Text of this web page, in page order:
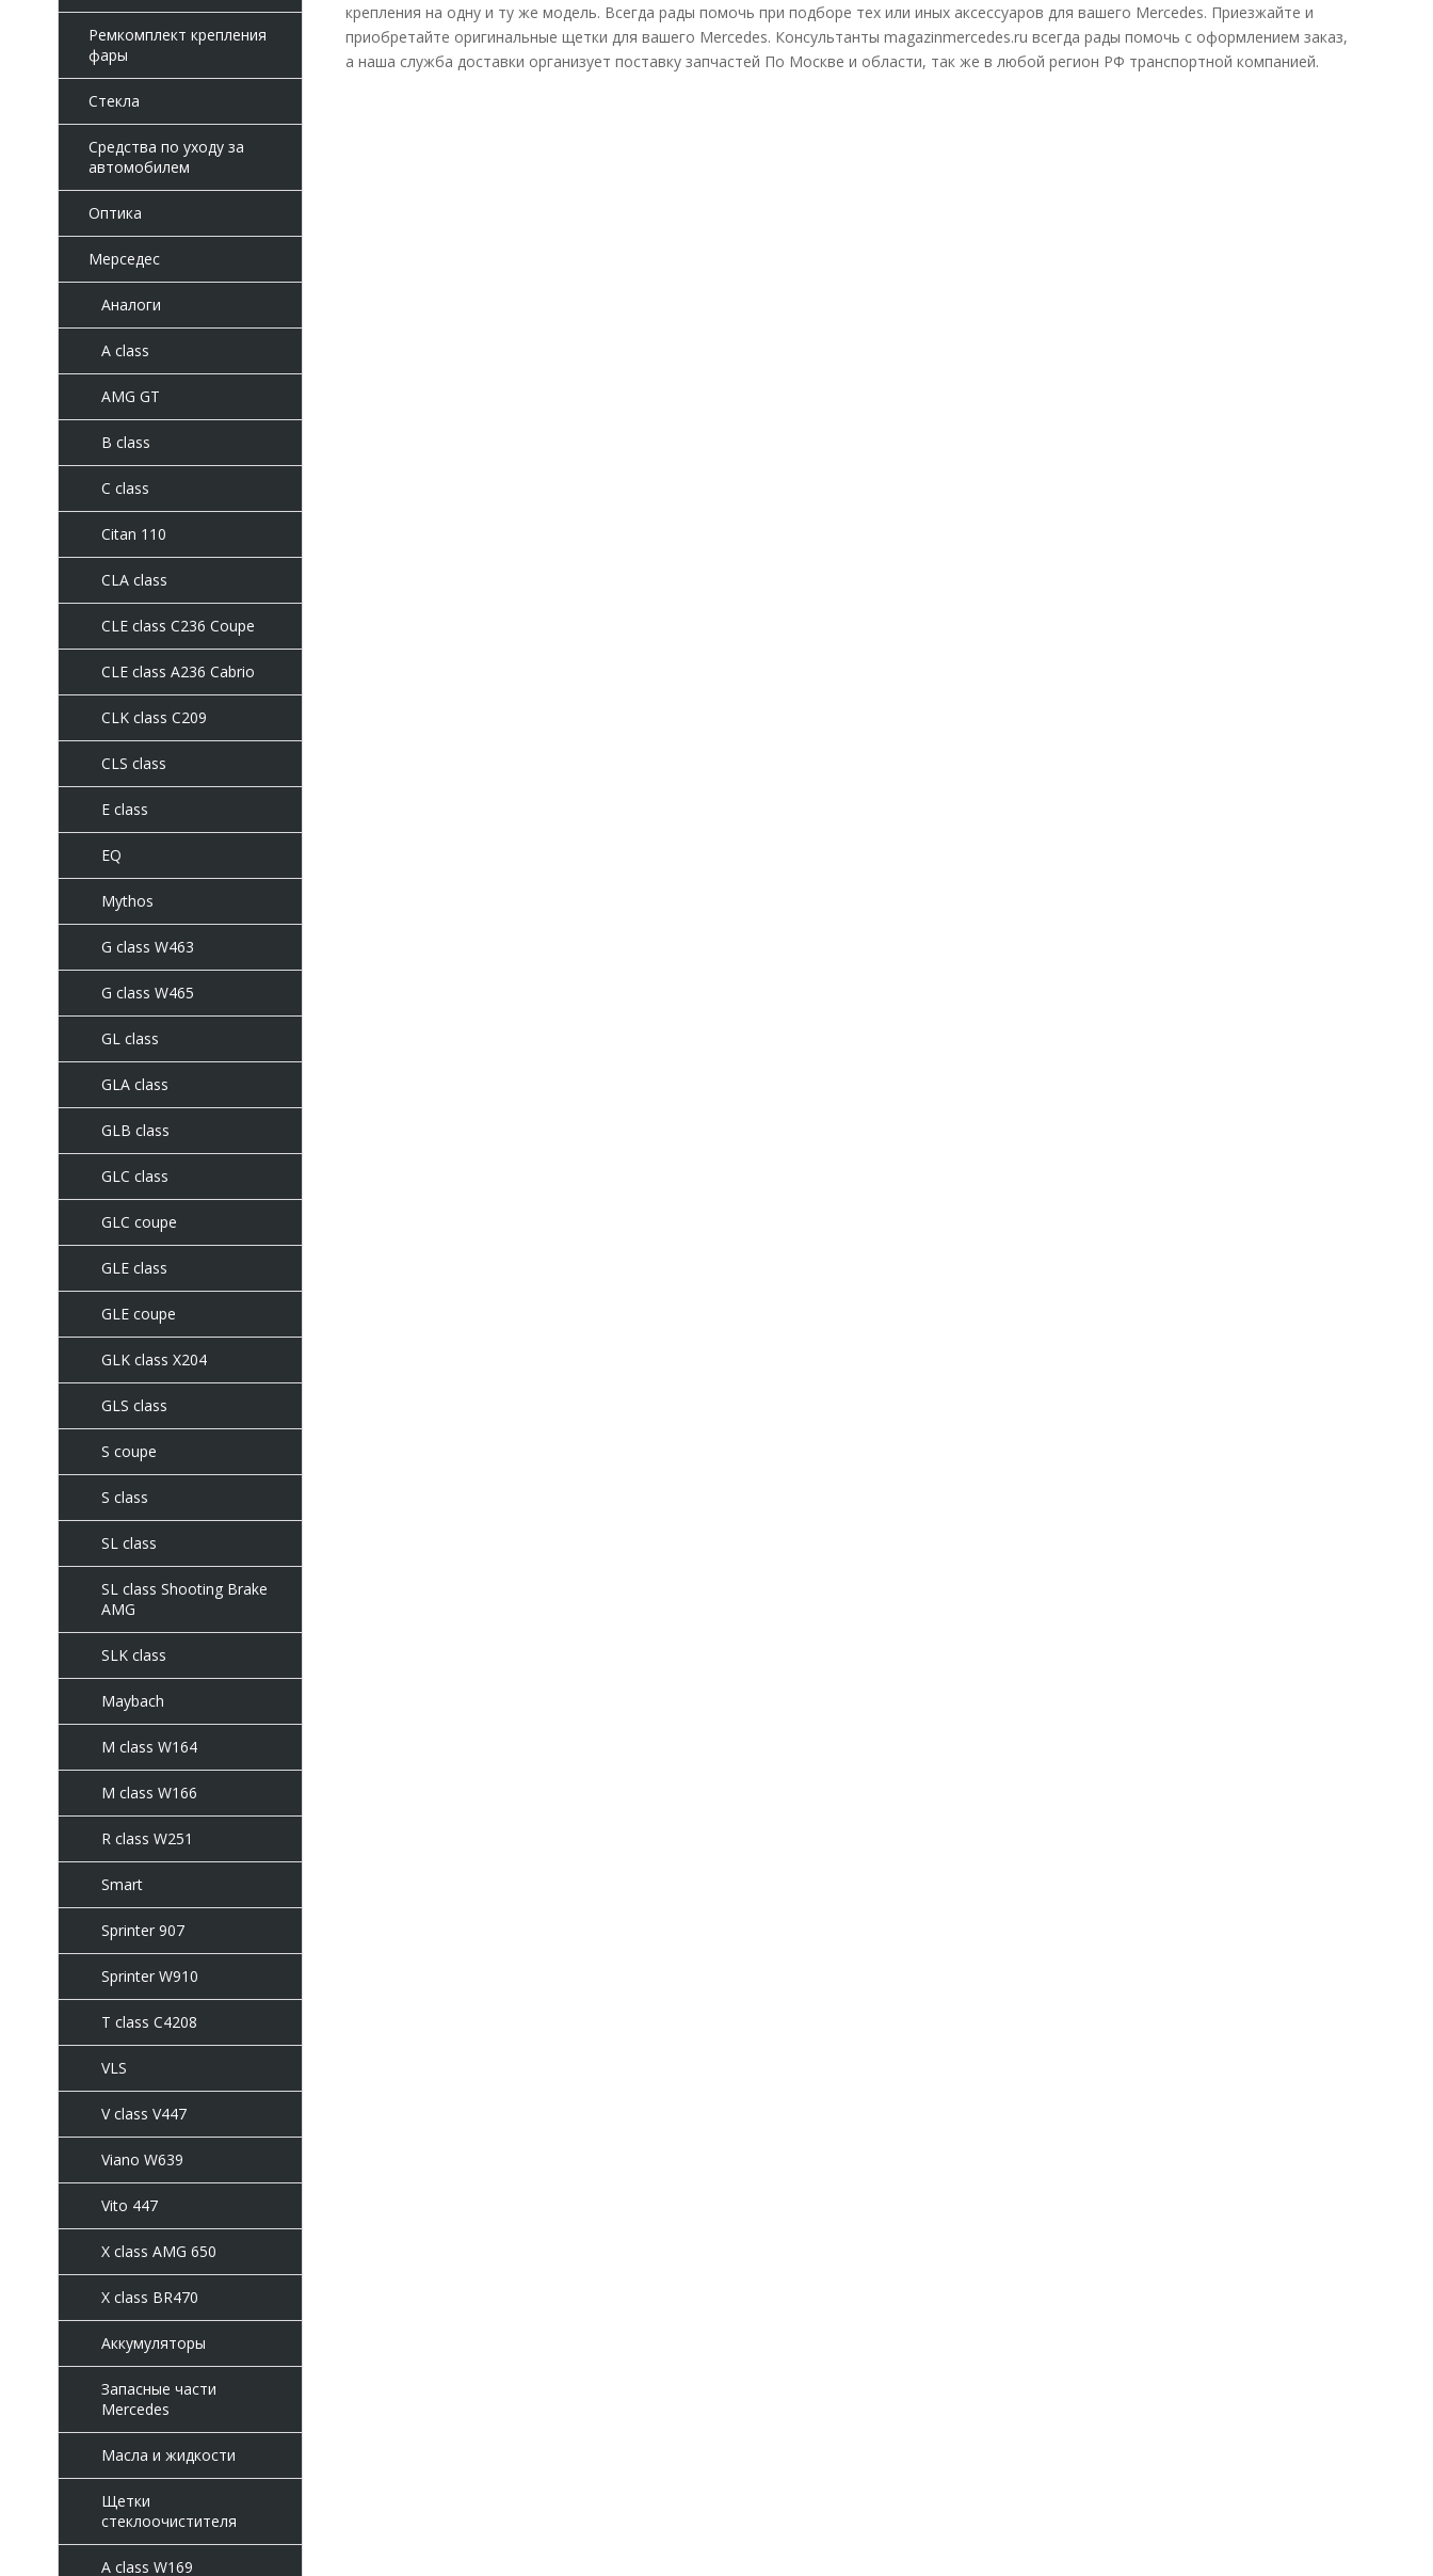
Ремкомплект крепления
фары
Стекла
Средства по уходу за
автомобилем
Оптика
Мерседес
Аналоги
A class
AMG GT
B class
C class
Citan 110
CLA class
CLE class C236 Coupe
CLE class A236 Cabrio
CLK class C209
CLS class
E class
EQ
Mythos
G class W463
G class W465
GL class
GLA class
GLB class
GLC class
GLC coupe
GLE class
GLE coupe
GLK class X204
GLS class
S coupe
S class
SL class
SL class Shooting Brake
AMG
SLK class
Maybach
M class W164
M class W166
R class W251
Smart
Sprinter 907
Sprinter W910
T class C4208
VLS
V class V447
Viano W639
Vito 447
X class AMG 650
X class BR470
Аккумуляторы
Запасные части
Mercedes
Масла и жидкости
Щетки
стеклоочистителя
A class W169
крепления на одну и ту же модель. Всегда рады помочь при подборе тех или иных аксессуаров для вашего Mercedes. Приезжайте и
приобретайте оригинальные щетки для вашего Mercedes. Консультанты magazinmercedes.ru всегда рады помочь с оформлением заказ,
а наша служба доставки организует поставку запчастей По Москве и области, так же в любой регион РФ транспортной компанией.